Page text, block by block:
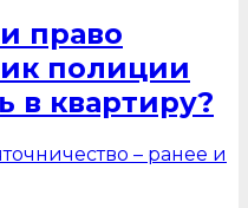
право
полиции
в квартиру?